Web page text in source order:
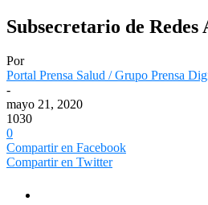
Subsecretario de
Por
Portal Prensa Salud / Grupo Prensa
-
mayo 21, 2020
1030
0
Compartir en Facebook
Compartir en Twitter